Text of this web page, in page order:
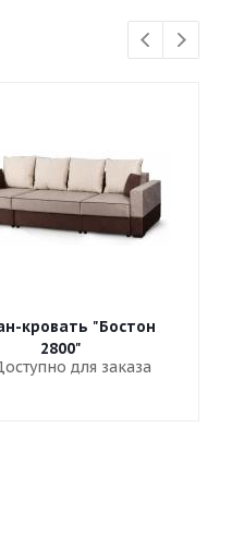
кровать "Бостон
2800"
для заказа